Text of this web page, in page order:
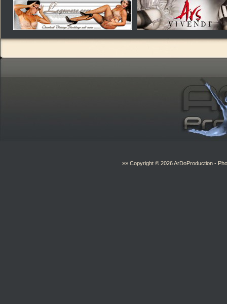
»» Copyright © 2026ArDoProduction -